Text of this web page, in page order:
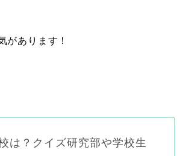
があります！
は？クイズ研究部や学校生